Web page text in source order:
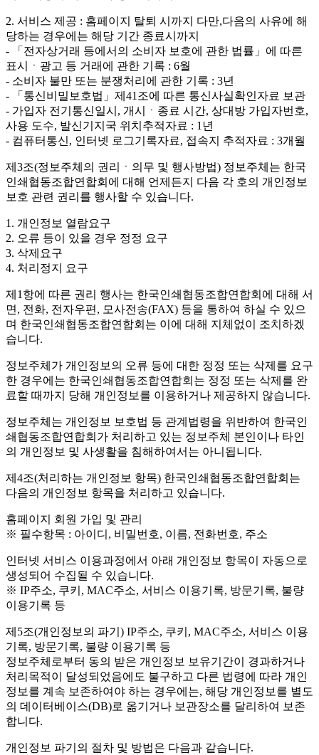
2. 서비스 제공 : 홈페이지 탈퇴 시까지 다만,다음의 사유에 해
당하는 경우에는 해당 기간 종료시까지
- 「전자상거래 등에서의 소비자 보호에 관한 법률」에 따른
표시ㆍ광고 등 거래에 관한 기록 : 6월
- 소비자 불만 또는 분쟁처리에 관한 기록 : 3년
- 「통신비밀보호법」제41조에 따른 통신사실확인자료 보관
- 가입자 전기통신일시, 개시ㆍ종료 시간, 상대방 가입자번호,
사용 도수, 발신기지국 위치추적자료 : 1년
- 컴퓨터통신, 인터넷 로그기록자료, 접속지 추적자료 : 3개월
제3조(정보주체의 권리ㆍ의무 및 행사방법) 정보주체는 한국
인쇄협동조합연합회에 대해 언제든지 다음 각 호의 개인정보
보호 관련 권리를 행사할 수 있습니다.
1. 개인정보 열람요구
2. 오류 등이 있을 경우 정정 요구
3. 삭제요구
4. 처리정지 요구
제1항에 따른 권리 행사는 한국인쇄협동조합연합회에 대해 서
면, 전화, 전자우편, 모사전송(FAX) 등을 통하여 하실 수 있으
며 한국인쇄협동조합연합회는 이에 대해 지체없이 조치하겠
습니다.
정보주체가 개인정보의 오류 등에 대한 정정 또는 삭제를 요구
한 경우에는 한국인쇄협동조합연합회는 정정 또는 삭제를 완
료할 때까지 당해 개인정보를 이용하거나 제공하지 않습니다.
정보주체는 개인정보 보호법 등 관계법령을 위반하여 한국인
쇄협동조합연합회가 처리하고 있는 정보주체 본인이나 타인
의 개인정보 및 사생활을 침해하여서는 아니됩니다.
제4조(처리하는 개인정보 항목) 한국인쇄협동조합연합회는
다음의 개인정보 항목을 처리하고 있습니다.
홈페이지 회원 가입 및 관리
※ 필수항목 : 아이디, 비밀번호, 이름, 전화번호, 주소
인터넷 서비스 이용과정에서 아래 개인정보 항목이 자동으로
생성되어 수집될 수 있습니다.
※ IP주소, 쿠키, MAC주소, 서비스 이용기록, 방문기록, 불량
이용기록 등
제5조(개인정보의 파기) IP주소, 쿠키, MAC주소, 서비스 이용
기록, 방문기록, 불량 이용기록 등
정보주체로부터 동의 받은 개인정보 보유기간이 경과하거나
처리목적이 달성되었음에도 불구하고 다른 법령에 따라 개인
정보를 계속 보존하여야 하는 경우에는, 해당 개인정보를 별도
의 데이터베이스(DB)로 옮기거나 보관장소를 달리하여 보존
합니다.
개인정보 파기의 절차 및 방법은 다음과 같습니다.